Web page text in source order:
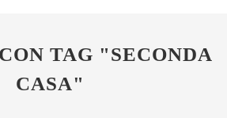
TAG "SECONDA
CASA"